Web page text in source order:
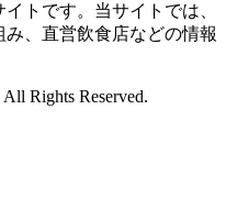
トです。当サイトでは、
、直営飲食店などの情報
Rights Reserved.